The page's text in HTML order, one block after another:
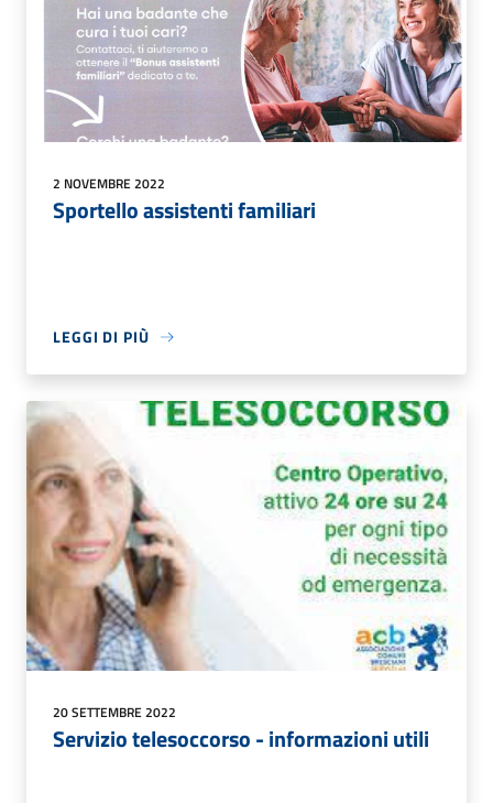
2 NOVEMBRE 2022
Sportello assistenti familiari
LEGGI DI PIÙ
20 SETTEMBRE 2022
Servizio telesoccorso - informazioni utili